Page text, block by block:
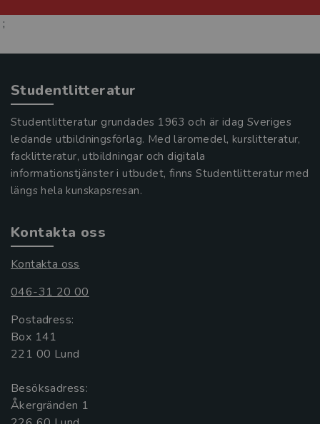
;
Studentlitteratur
Studentlitteratur grundades 1963 och är idag Sveriges
ledande utbildningsförlag. Med läromedel, kurslitteratur,
facklitteratur, utbildningar och digitala
informationstjänster i utbudet, finns Studentlitteratur med
längs hela kunskapsresan.
Kontakta oss
Kontakta oss
046-31 20 00
Postadress:
Box 141
221 00 Lund
Besöksadress:
Åkergränden 1